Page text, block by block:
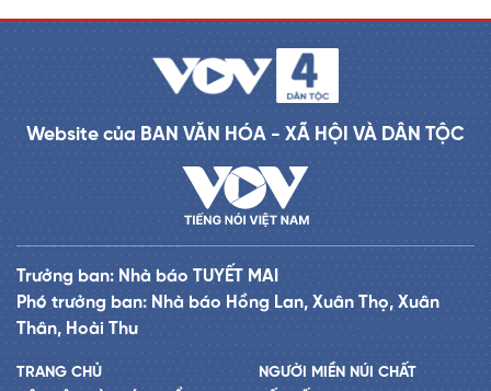
Website của BAN VĂN HÓA - XÃ HỘI VÀ DÂN TỘC
Trưởng ban: Nhà báo TUYẾT MAI
Phó trưởng ban: Nhà báo Hồng Lan, Xuân Thọ, Xuân
Thân, Hoài Thu
TRANG CHỦ
NGƯỜI MIỀN NÚI CHẤT